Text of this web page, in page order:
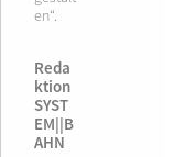
en“.
Reda
ktion
SYST
EM||B
AHN